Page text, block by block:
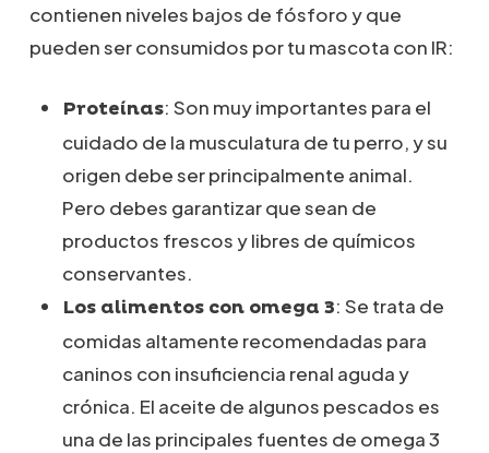
contienen niveles bajos de fósforo y que
pueden ser consumidos por tu mascota con IR:
Proteínas: Son muy importantes para el
cuidado de la musculatura de tu perro, y su
origen debe ser principalmente animal.
Pero debes garantizar que sean de
productos frescos y libres de químicos
conservantes.
Los alimentos con omega 3: Se trata de
comidas altamente recomendadas para
caninos con insuficiencia renal aguda y
crónica. El aceite de algunos pescados es
una de las principales fuentes de omega 3